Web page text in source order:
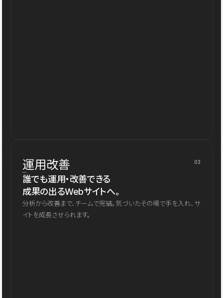
運用改善 03
誰でも運用・改善できる
成果の出るWebサイトへ。
分析から改善まで、チームで完結。気づいたその場で手を入れ、サ
イトを成長させられます。